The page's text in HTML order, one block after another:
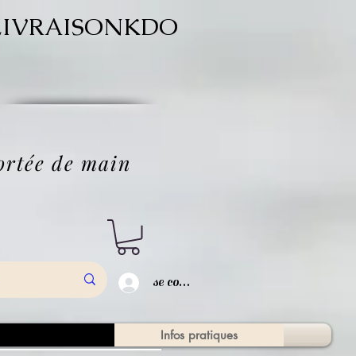
de main
se connecter
Infos pratiques